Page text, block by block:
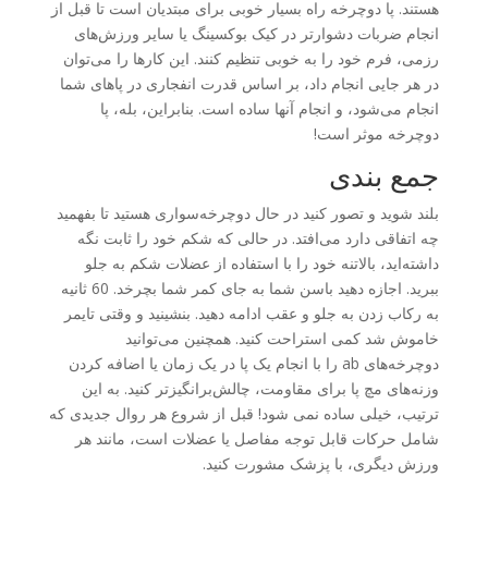
هستند. پا دوچرخه راه بسیار خوبی برای مبتدیان است تا قبل از
انجام ضربات دشوارتر در کیک بوکسینگ یا سایر ورزش‌های
رزمی، فرم خود را به خوبی تنظیم کنند. این کارها را می‌توان
در هر جایی انجام داد، بر اساس قدرت انفجاری در پاهای شما
انجام می‌شود، و انجام آنها ساده است. بنابراین، بله، پا
دوچرخه موثر است!
جمع بندی
بلند شوید و تصور کنید در حال دوچرخه‌سواری هستید تا بفهمید
چه اتفاقی دارد می‌افتد. در حالی که شکم خود را ثابت نگه
داشته‌اید، بالاتنه خود را با استفاده از عضلات شکم به جلو
ببرید. اجازه دهید باسن شما به جای کمر شما بچرخد. 60 ثانیه
به رکاب زدن به جلو و عقب ادامه دهید. بنشینید و وقتی تایمر
خاموش شد کمی استراحت کنید. همچنین می‌توانید
دوچرخه‌های ab را با انجام یک پا در یک زمان یا اضافه کردن
وزنه‌های مچ پا برای مقاومت، چالش‌برانگیزتر کنید. به این
ترتیب، خیلی ساده نمی شود! قبل از شروع هر روال جدیدی که
شامل حرکات قابل توجه مفاصل یا عضلات است، مانند هر
ورزش دیگری، با پزشک مشورت کنید.